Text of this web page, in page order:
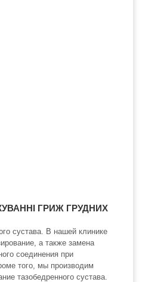
ГРИЖ ГРУДНИХ
сустава. В нашей клинике
а также замена
соединения при
того, мы производим
тазобедренного сустава.